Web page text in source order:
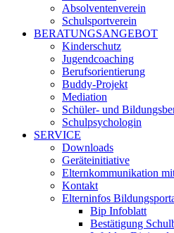
Absolventenverein
Schulsportverein
BERATUNGSANGEBOT
Kinderschutz
Jugendcoaching
Berufsorientierung
Buddy-Projekt
Mediation
Schüler- und
Schulpsychologin
SERVICE
Downloads
Geräteinitiative
Elternkommunikation
Kontakt
Elterninfos
Bip Infoblatt
Bestätigung